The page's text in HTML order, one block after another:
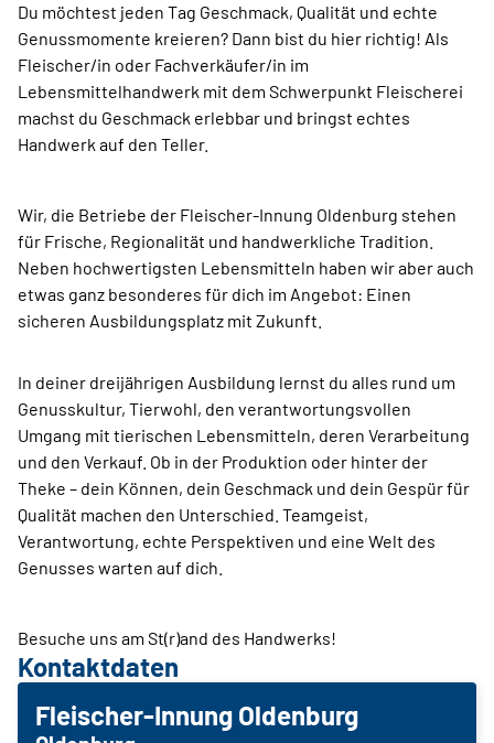
Du möchtest jeden Tag Geschmack, Qualität und echte
Genussmomente kreieren? Dann bist du hier richtig! Als
Fleischer/in oder Fachverkäufer/in im
Lebensmittelhandwerk mit dem Schwerpunkt Fleischerei
machst du Geschmack erlebbar und bringst echtes
Handwerk auf den Teller.
Wir, die Betriebe der Fleischer-Innung Oldenburg stehen
für Frische, Regionalität und handwerkliche Tradition.
Neben hochwertigsten Lebensmitteln haben wir aber auch
etwas ganz besonderes für dich im Angebot: Einen
sicheren Ausbildungsplatz mit Zukunft.
In deiner dreijährigen Ausbildung lernst du alles rund um
Genusskultur, Tierwohl, den verantwortungsvollen
Umgang mit tierischen Lebensmitteln, deren Verarbeitung
und den Verkauf. Ob in der Produktion oder hinter der
Theke – dein Können, dein Geschmack und dein Gespür für
Qualität machen den Unterschied. Teamgeist,
Verantwortung, echte Perspektiven und eine Welt des
Genusses warten auf dich.
Besuche uns am St(r)and des Handwerks!
Kontaktdaten
Fleischer-Innung Oldenburg